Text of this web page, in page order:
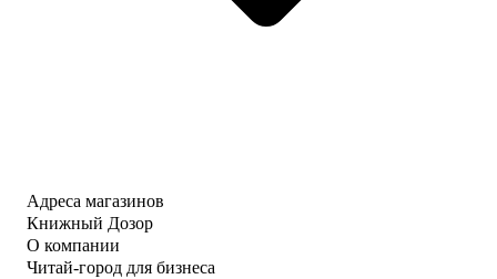
Адреса магазинов
Книжный Дозор
О компании
Читай-город для бизнеса